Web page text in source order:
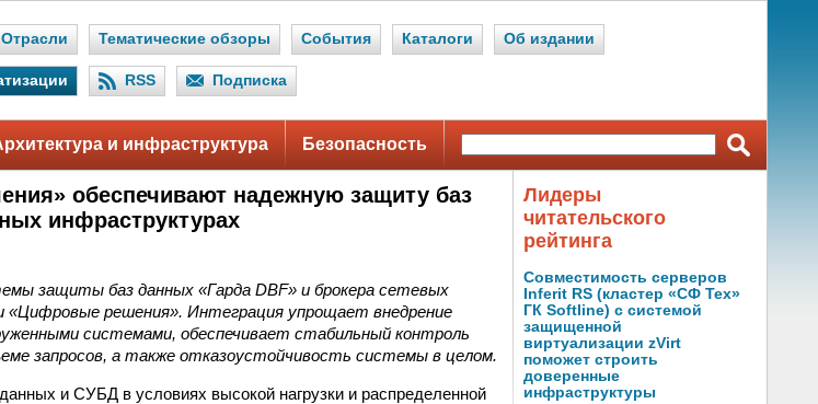
Отрасли Тематические обзоры События Каталоги Об издании
RSS Подписка
и инфраструктура Безопасность
обеспечивают надежную защиту баз
инфраструктурах
защиты баз данных «Гарда DBF» и брокера сетевых
«Цифровые решения». Интеграция упрощает внедрение
системами, обеспечивает стабильный контроль
запросов, а также отказоустойчивость системы в целом.
и СУБД в условиях высокой нагрузки и распределенной
Лидеры
читательского
рейтинга
Совместимость серверов
Inferit RS (кластер «СФ Тех»
ГК Softline) с системой
защищенной
виртуализации zVirt
поможет строить
доверенные
инфраструктуры